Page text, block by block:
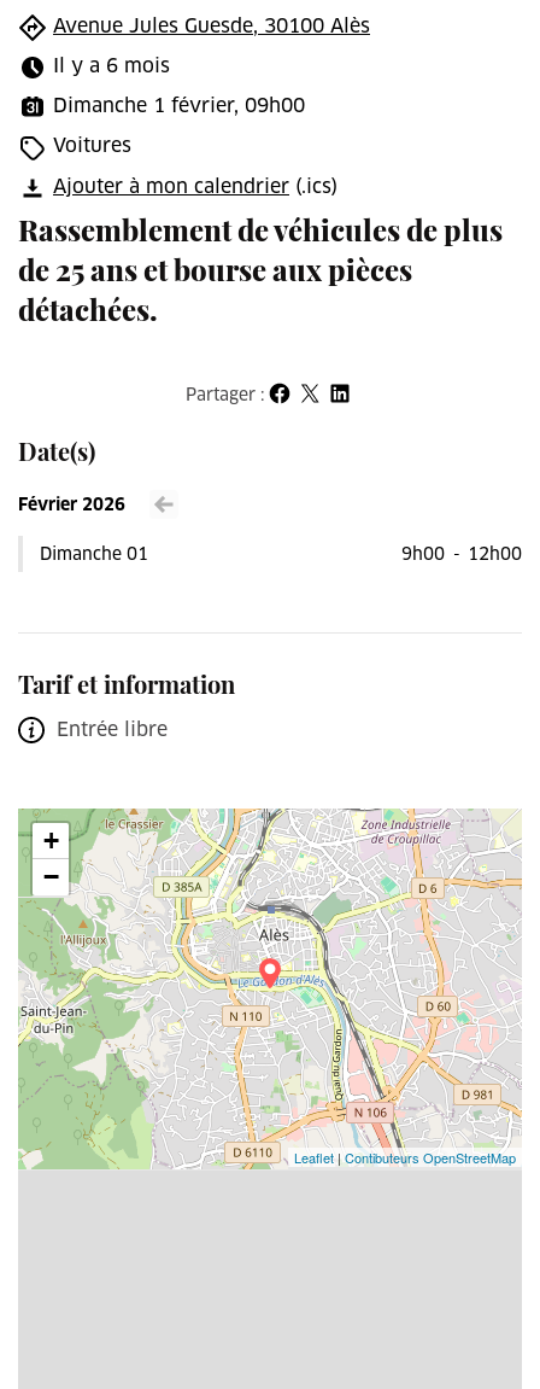
Date(s)
Voir le mois précédent
Février 2026
Dimanche 01 9h00 - 12h00
Tarif et information
Entrée libre
+
−
Leaflet|Contibuteurs OpenStreetMap
Avenue Jules Guesde, 30100 Alès
Il y a 6 mois
Dimanche 1 février, 09h00
Voitures
Ajouter à mon calendrier (.ics)
Rassemblement de véhicules de plus
de 25 ans et bourse aux pièces
détachées.
Partager :Partager sur Facebook
Partager sur X
Partager sur LinkedIn